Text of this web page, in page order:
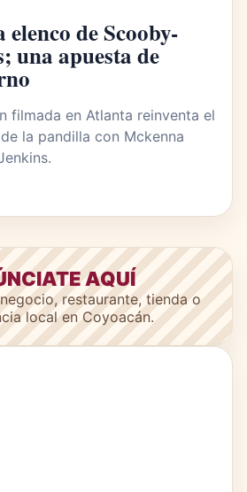
de Scooby-
una apuesta de
filmada en Atlanta reinventa el
la pandilla con Mckenna
AQUÍ
restaurante, tienda o
local en Coyoacán.